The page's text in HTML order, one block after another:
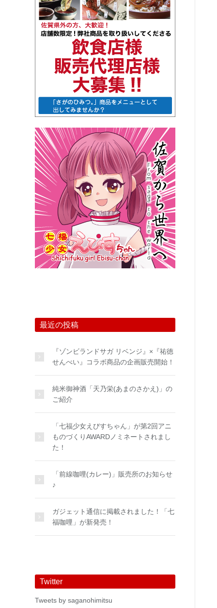
最近の投稿
『ゾンビランドサガ リベンジ』×『祐徳
せんべい』コラボ商品の企画販売開始！
純米御神酒「天乃栄(あまのさかえ)」の
ご紹介
「七福少女えびすちゃん」が第2回アニ
ものづくりAWARDノミネートされまし
た！
「前線咖哩(カレー)」販売所のお知らせ
♪
ガジェット通信に掲載されました！「七
福咖哩」が新発売！
Twitter
Tweets by saganohimitsu